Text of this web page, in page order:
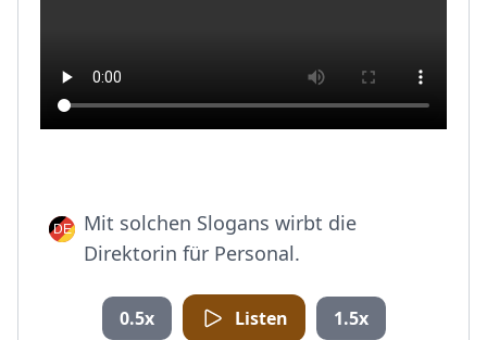
Mit solchen Slogans wirbt die
Direktorin für Personal.
0.5x Listen 1.5x